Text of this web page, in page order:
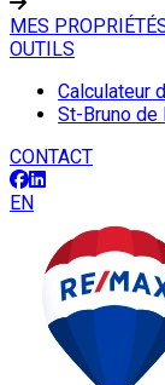
MES
OUTILS
Calculateur
St-Bruno
CONTACT
EN